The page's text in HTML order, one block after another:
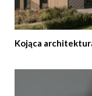
Kojąca